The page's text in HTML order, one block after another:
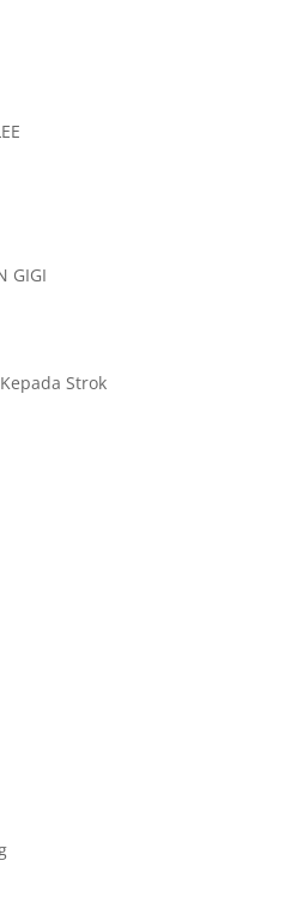
GIGI
Strok